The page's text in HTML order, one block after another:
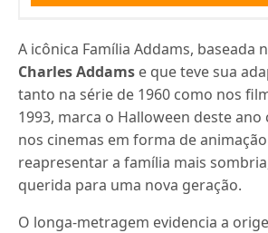
A icônica Família Addams, baseada
Charles Addams e que teve sua
tanto na série de 1960 como nos
1993, marca o Halloween deste ano
nos cinemas em forma de
reapresentar a família mais
querida para uma nova geração.
O longa-metragem evidencia a